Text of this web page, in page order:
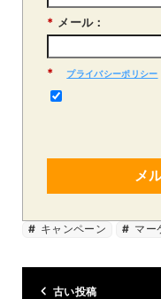
* メール：
* プライバシーポリシー
メ
キャンペーン マー
古い投稿